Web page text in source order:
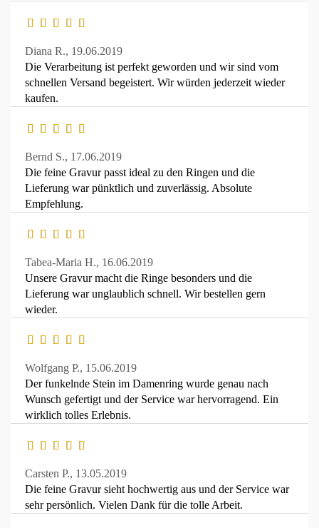
Diana R., 19.06.2019
Die Verarbeitung ist perfekt geworden und wir sind vom
schnellen Versand begeistert. Wir würden jederzeit wieder
kaufen.
Bernd S., 17.06.2019
Die feine Gravur passt ideal zu den Ringen und die
Lieferung war pünktlich und zuverlässig. Absolute
Empfehlung.
Tabea-Maria H., 16.06.2019
Unsere Gravur macht die Ringe besonders und die
Lieferung war unglaublich schnell. Wir bestellen gern
wieder.
Wolfgang P., 15.06.2019
Der funkelnde Stein im Damenring wurde genau nach
Wunsch gefertigt und der Service war hervorragend. Ein
wirklich tolles Erlebnis.
Carsten P., 13.05.2019
Die feine Gravur sieht hochwertig aus und der Service war
sehr persönlich. Vielen Dank für die tolle Arbeit.